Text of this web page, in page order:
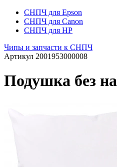
СНПЧ для Epson
СНПЧ для Canon
СНПЧ для HP
Чипы и запчасти к СНПЧ
Артикул 2001953000008
Подушка без